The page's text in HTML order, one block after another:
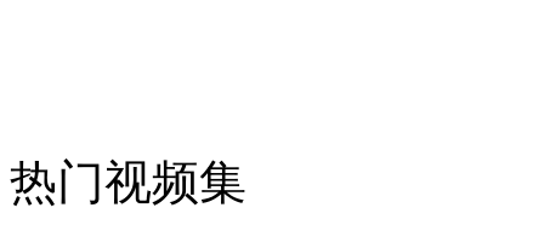
走！跟着总书记去植树
热门视频集